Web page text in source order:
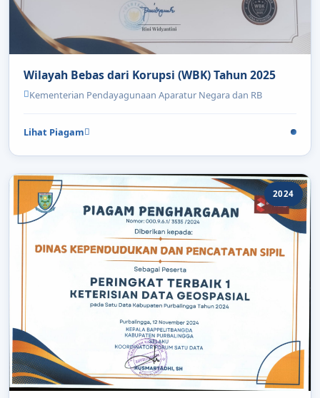
Wilayah Bebas dari Korupsi (WBK) Tahun 2025
Kementerian Pendayagunaan Aparatur Negara dan RB
Lihat Piagam
2024